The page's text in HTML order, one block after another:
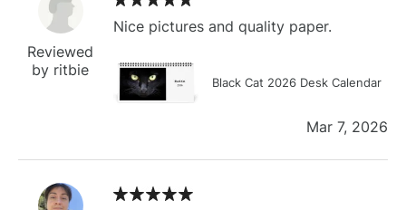
Reviewed
by ritbie
Nice pictures and quality paper.
Black Cat 2026 Desk Calendar
Mar 7, 2026